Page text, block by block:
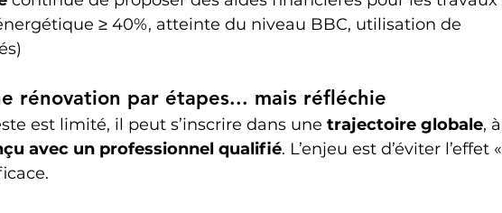
≥ 40%, atteinte du niveau BBC, utilisation de
rénovation par étapes... mais réfléchie
est limité, il peut s’inscrire dans une trajectoire globale, à
avec un professionnel qualifié. L’enjeu est d’éviter l’effet «